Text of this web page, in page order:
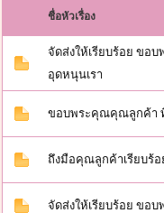
ชื่อหัวเรื่อง
จัดส่งให้เรียบร้อย ข
อุดหนุนเรา
ขอบพระคุณคุณลูกค้า
ถึงมือคุณลูกค้าเรียบร้อ
จัดส่งให้เรียบร้อย ขอ